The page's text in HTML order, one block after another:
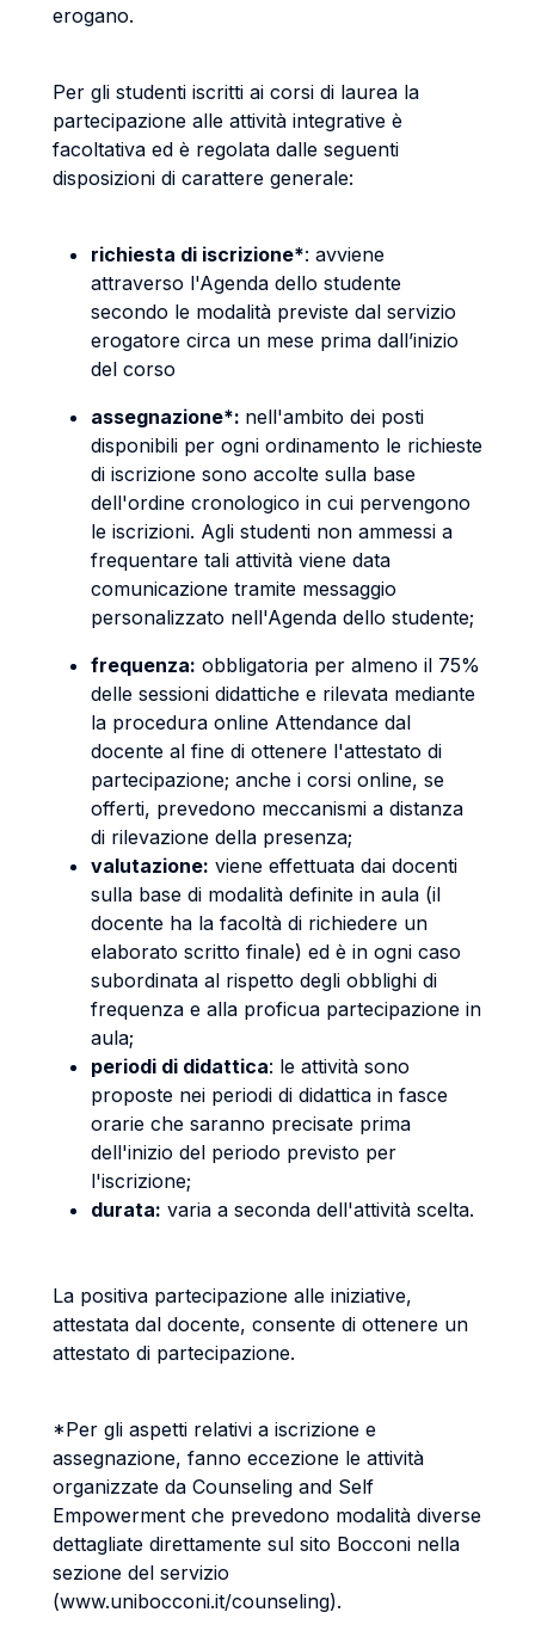
erogano.
Per gli studenti iscritti ai corsi di laurea la
partecipazione alle attività integrative è
facoltativa ed è regolata dalle seguenti
disposizioni di carattere generale:
richiesta di iscrizione*: avviene
attraverso l'Agenda dello studente
secondo le modalità previste dal servizio
erogatore circa un mese prima dall’inizio
del corso
assegnazione*: nell'ambito dei posti
disponibili per ogni ordinamento le richieste
di iscrizione sono accolte sulla base
dell'ordine cronologico in cui pervengono
le iscrizioni. Agli studenti non ammessi a
frequentare tali attività viene data
comunicazione tramite messaggio
personalizzato nell'Agenda dello studente;
frequenza: obbligatoria per almeno il 75%
delle sessioni didattiche e rilevata mediante
la procedura online Attendance dal
docente al fine di ottenere l'attestato di
partecipazione; anche i corsi online, se
offerti, prevedono meccanismi a distanza
di rilevazione della presenza;
valutazione: viene effettuata dai docenti
sulla base di modalità definite in aula (il
docente ha la facoltà di richiedere un
elaborato scritto finale) ed è in ogni caso
subordinata al rispetto degli obblighi di
frequenza e alla proficua partecipazione in
aula;
periodi di didattica: le attività sono
proposte nei periodi di didattica in fasce
orarie che saranno precisate prima
dell'inizio del periodo previsto per
l'iscrizione;
durata: varia a seconda dell'attività scelta.
La positiva partecipazione alle iniziative,
attestata dal docente, consente di ottenere un
attestato di partecipazione.
*Per gli aspetti relativi a iscrizione e
assegnazione, fanno eccezione le attività
organizzate da Counseling and Self
Empowerment che prevedono modalità diverse
dettagliate direttamente sul sito Bocconi nella
sezione del servizio
(www.unibocconi.it/counseling).